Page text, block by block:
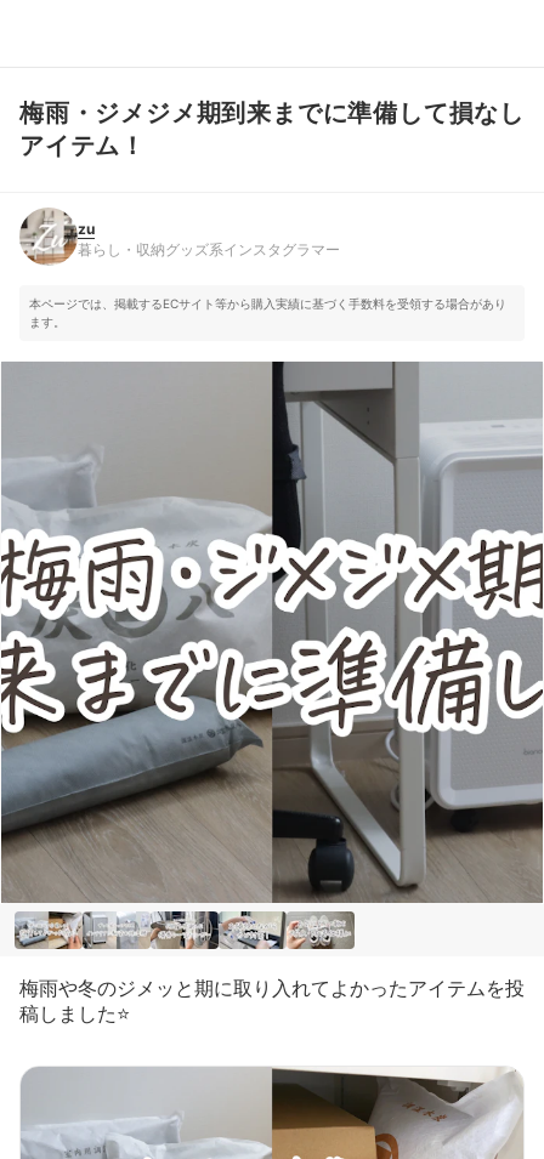
zu
暮らし・収納グッズ系インスタグラマー
梅雨・ジメジメ期到来までに準備して損なし
アイテム！
zu
暮らし・収納グッズ系インスタグラマー
本ページでは、掲載するECサイト等から購入実績に基づく手数料を受領する場合があり
ます。
梅雨や冬のジメッと期に取り入れてよかったアイテムを投
稿しました⭐️